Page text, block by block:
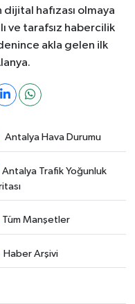
dijital hafızası olmaya
ve tarafsız habercilik
akla gelen ilk
Antalya Hava Durumu
Antalya Trafik Yoğunluk
Tüm Manşetler
Haber Arşivi